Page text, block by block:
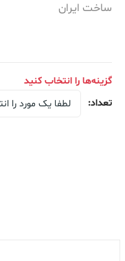
ساخت ایران
گزینه‌ها را انتخاب کنید
تعداد: